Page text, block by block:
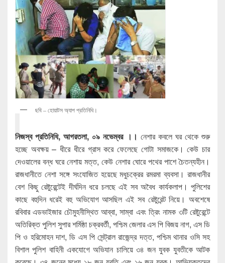
ছবি – হোয়াটস অ্যাপ প্রতিনিধি।
নিজস্ব প্রতিনিধি, আগরতলা, ০৯ নভেম্বর ।। নেশার কবলে ঘর থেকে শুরু
হচ্ছে অবক্ষয় – ধীরে ধীরে গ্রাস করে ফেলেছে গোটা সমাজকে। কেউ চার
দেওয়ালের বন্ধ ঘরে নেশায় মত্ত, কেউ নেশার ঘোরে পথের পাশে চৈতন্যহীন।
রাজধানীতে নেশা সঙ্গে সংযোজিত হয়েছে মধুচক্রের রমরমা ব্যবসা। রাজধানীর
বেশ কিছু রেষ্টুরেন্টেই দীর্ঘদিন ধরে চলছে এই সব অবৈধ কার্যকলাপ। পুলিশের
কাছে বহুদিন ধরেই বহু অভিযোগ আসছিল এই সব রেষ্টুরেন্ট নিয়ে। অবশেষে
রবিবার এডভাইজার চৌমুহনীস্থিত আব্বা, সাম্বা এবং ত্রিং নামক ৩টি রেষ্টুরেন্টে
অতিরিক্ত পুলিশ সুপার শর্মিষ্ঠা চক্রবর্তী, পশ্চিম জেলার এস পি বিজয় নাগ, এস ডি
পি ও হরিমোহন দাশ, ডি এস পি সেন্ট্রাল রাজেন্দ্র দত্ত, পশ্চিম থানার ওসি সহ
বিশাল পুলিশ বাহিনী একযোগে অভিযান চালিয়ে ৩৪ জন যুবক যুবতীকে আটক